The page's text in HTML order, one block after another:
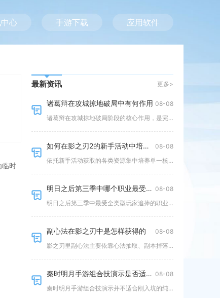
心 手游下载 应用软件
临时
最新资讯 更多>
诸葛辩在攻城掠地破局中有何作用 08-08
诸葛辩在攻城掠地破局阶段的核心作用，是完成10级六韬兵书向二十四篇的永久进阶，打通诸葛破局后续的战力提升通道，解决中期兵
如何在影之刃2的新手活动中培养自己的伙伴
08-08
依托新手活动获取的各类资源集中培养单一核心伙伴，搭建稳定开荒阵容，是影之刃2新手阶段培养伙伴最高效的方式，分散资源均衡培
明日之后第三季中哪个职业最受追捧 08-08
明日之后第三季中最受全类型玩家追捧的职业是步枪兵，该职业凭借全场景适配、养成门槛弹性大、团战与单刷双优的特性，稳居战斗职
副心法在影之刃中是怎样获得的
08-08
影之刃里副心法主要依靠心法抽取、副本掉落、商店兑换、活动奖励四种渠道获取，同时解锁副心法槽位还需要集齐真龙、龙家至尊系列
秦时明月手游组合技演示是否适合新手 08-08
秦时明月手游组合技演示并不适合刚入坑的纯新手直接照搬使用，更适合拥有一定游戏基础、熟悉核心战斗机制之后再进行参考学习。组